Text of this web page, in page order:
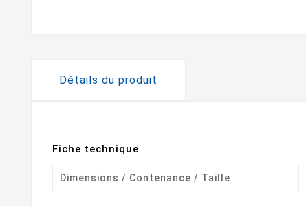
Détails du produit
Fiche technique
Dimensions / Contenance / Taille